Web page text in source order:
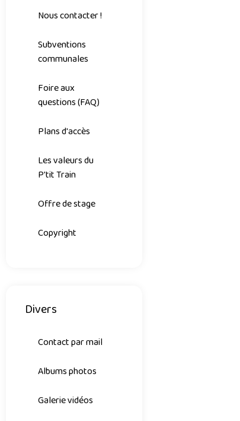
Nous contacter !
Subventions
communales
Foire aux
questions (FAQ)
Plans d'accès
Les valeurs du
P'tit Train
Offre de stage
Copyright
Divers
Contact par mail
Albums photos
Galerie vidéos